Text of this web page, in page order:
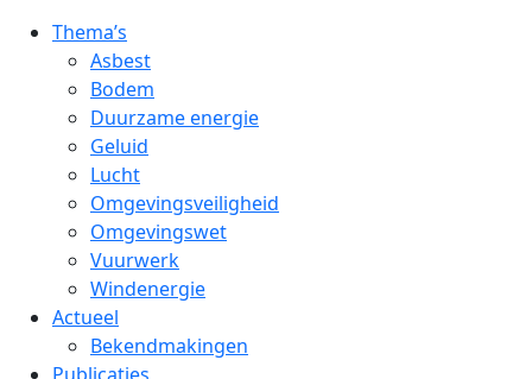
Thema’s
Asbest
Bodem
Duurzame energie
Geluid
Lucht
Omgevingsveiligheid
Omgevingswet
Vuurwerk
Windenergie
Actueel
Bekendmakingen